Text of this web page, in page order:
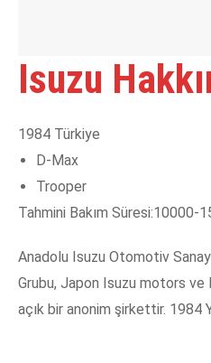
Isuzu
1984 Türkiye
D-Max
Trooper
Tahmini Bakım Süresi:10000-
Anadolu Isuzu Otomotiv
Grubu, Japon Isuzu motors ve
açık bir anonim şirkettir. 1984